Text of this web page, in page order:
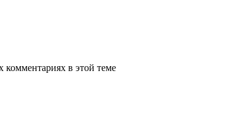
комментариях в этой теме